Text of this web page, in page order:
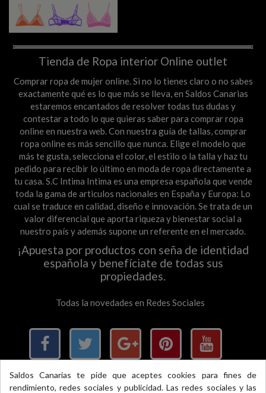
Tienda de Ropa interior Online outlet
Comprar ropa de mujer online. Si no lo tienes claro o no sabes
exactamente qué es lo que más se lleva, en Saldos Canarias
estaremos encantados de resolver todas tus dudas y
contestar a todo lo que quieras saber para comprar ropa
online en nuestra web. Con nuestra guía de tallas, comprar
ropa online es más sencillo que nunca. Elige el modelo que
más te gusta, selecciona el color, el estilo o la talla y haz tu
pedido para recibir lo último en moda de ropa directamente a
tu casa. S.C Intima Intima es una empresa española que vende
toda la gama de articulos nacionales en España y Europa: Lo
cual se traduce en calidad, diseño e innovación. Se trata de un
valor diferencial que aporta riqueza y bienestar social a
nuestro país y además supone un referente en el mercado.
¡Apuesta por productos con seña de identidad
española y benefíciate de todas sus
propiedades.
Todas la novedades en Redes Sociales
Saldos Canarias te pide que aceptes cookies para fines de
rendimiento, redes sociales y publicidad. Las redes sociales y las